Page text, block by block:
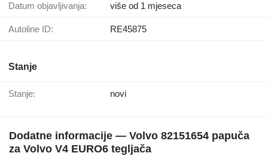
Datum objavljivanja: više od 1 mjeseca
Autoline ID: RE45875
Stanje
Stanje: novi
Dodatne informacije — Volvo 82151654 papuča
za Volvo V4 EURO6 tegljača